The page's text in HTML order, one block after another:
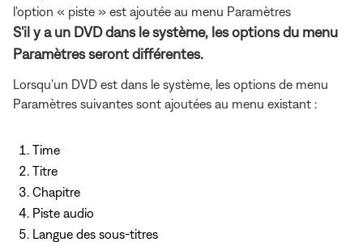
l'option « piste » est ajoutée au menu Paramètres
S'il y a un DVD dans le système, les options du menu
Paramètres seront différentes.
Lorsqu'un DVD est dans le système, les options de menu
Paramètres suivantes sont ajoutées au menu existant :
Time
Titre
Chapitre
Piste audio
Langue des sous-titres